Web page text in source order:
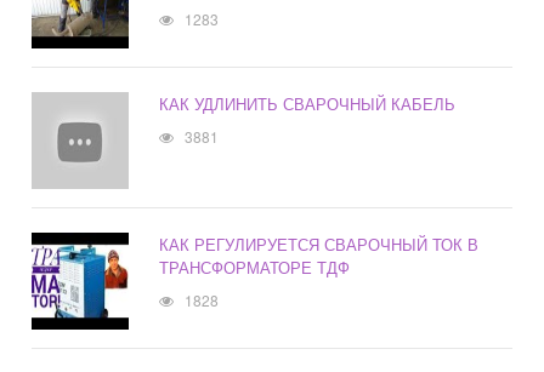
1283
КАК УДЛИНИТЬ СВАРОЧНЫЙ КАБЕЛЬ
3881
КАК РЕГУЛИРУЕТСЯ СВАРОЧНЫЙ ТОК В
ТРАНСФОРМАТОРЕ ТДФ
1828